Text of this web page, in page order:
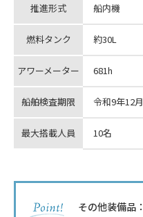
推進形式 船内機
燃料タンク 約30L
アワーメーター 681h
船舶検査期限 令和9年12
最大搭載人員 10名
その他装備品